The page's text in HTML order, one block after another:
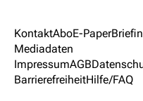
KontaktAboE-Paper
Mediadaten
ImpressumAGB
BarrierefreiheitHilfe/FAQ